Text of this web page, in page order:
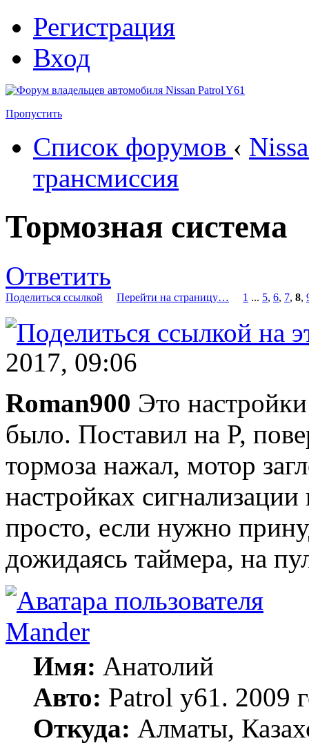
Регистрация
Вход
Пропустить
Список форумов ‹
трансмиссия
Тормозная система
Ответить
Поделиться ссылкой Перейти на страницу… 1 ... 5, 6, 7, 8,
2017, 09:06
Roman900 Это
было. Поставил на P,
тормоза нажал, мотор
настройках
просто, если нужно
дожидаясь таймера, на
Mander
Имя: Анатолий
Авто: Patrol y61.
Откуда: Алматы,